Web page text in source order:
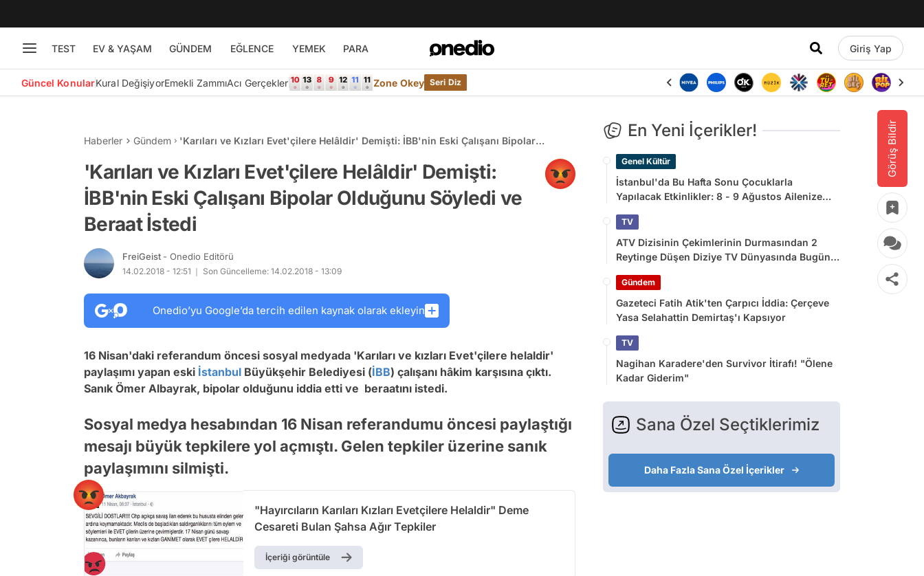
TEST EV & YAŞAM GÜNDEM EĞLENCE YEMEK PARA Giriş Yap
Güncel KonularKural DeğişiyorEmekli ZammıAcı Gerçekler Zone Okey Seri Diz
Görüş Bildir
Haberler Gündem
'Karıları ve Kızları Evet'çilere Helâldir' Demişti: İBB'nin Eski Çalışanı Bipolar
'Karıları ve Kızları Evet'çilere Helâldir' Demişti:
İBB'nin Eski Çalışanı Bipolar Olduğunu Söyledi ve
Beraat İstedi
FreiGeist - Onedio Editörü
14.02.2018 - 12:51 Son Güncelleme: 14.02.2018 - 13:09
Onedio’yu Google’da tercih edilen kaynak olarak ekleyin
16 Nisan'daki referandum öncesi sosyal medyada 'Karıları ve kızları Evet'çilere helaldir'
paylaşımı yapan eski İstanbul Büyükşehir Belediyesi (İBB) çalışanı hâkim karşısına çıktı.
Sanık Ömer Albayrak, bipolar olduğunu iddia etti ve beraatını istedi.
Sosyal medya hesabından 16 Nisan referandumu öncesi paylaştığı
mesajı büyük tepkilere yol açmıştı. Gelen tepkiler üzerine sanık
paylaşımını silmişti.
"Hayırcıların Karıları Kızları Evetçilere Helaldir" Deme
Cesareti Bulan Şahsa Ağır Tepkiler
İçeriği görüntüle
En Yeni İçerikler!
Genel Kültür
İstanbul'da Bu Hafta Sonu Çocuklarla
Yapılacak Etkinlikler: 8 - 9 Ağustos Ailenize
TV
ATV Dizisinin Çekimlerinin Durmasından 2
Reytinge Düşen Diziye TV Dünyasında Bugün
Gündem
Gazeteci Fatih Atik'ten Çarpıcı İddia: Çerçeve
Yasa Selahattin Demirtaş'ı Kapsıyor
TV
Nagihan Karadere'den Survivor İtirafı! "Ölene
Kadar Giderim"
Sana Özel Seçtiklerimiz
Daha Fazla Sana Özel İçerikler